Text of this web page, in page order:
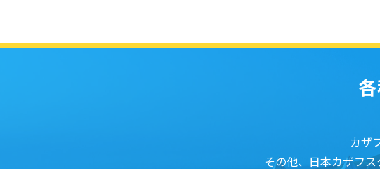
カザ
その他、
日本カザフ